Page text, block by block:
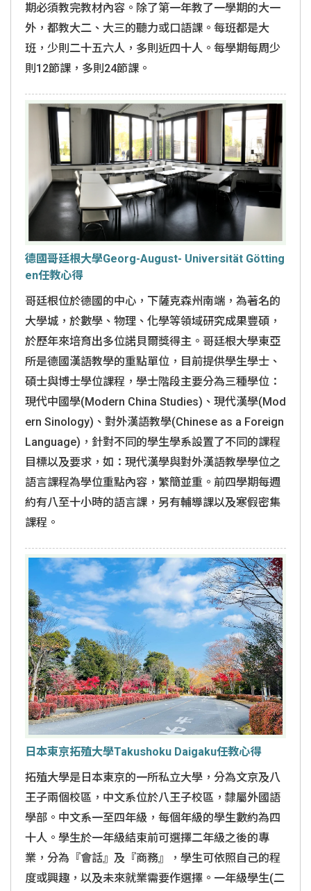
期必須教完教材內容。除了第一年教了一學期的大一
外，都教大二、大三的聽力或口語課。每班都是大
班，少則二十五六人，多則近四十人。每學期每周少
則12節課，多則24節課。
德國哥廷根大學Georg-August- Universität Götting
en任教心得
哥廷根位於德國的中心，下薩克森州南端，為著名的
大學城，於數學、物理、化學等領域研究成果豐碩，
於歷年來培育出多位諾貝爾獎得主。哥廷根大學東亞
所是德國漢語教學的重點單位，目前提供學生學士、
碩士與博士學位課程，學士階段主要分為三種學位：
現代中國學(Modern China Studies)、現代漢學(Mod
ern Sinology)、對外漢語教學(Chinese as a Foreign
Language)，針對不同的學生學系設置了不同的課程
目標以及要求，如：現代漢學與對外漢語教學學位之
語言課程為學位重點內容，繁簡並重。前四學期每週
約有八至十小時的語言課，另有輔導課以及寒假密集
課程。
日本東京拓殖大學Takushoku Daigaku任教心得
拓殖大學是日本東京的一所私立大學，分為文京及八
王子兩個校區，中文系位於八王子校區，隸屬外國語
學部。中文系一至四年級，每個年級的學生數約為四
十人。學生於一年級結束前可選擇二年級之後的專
業，分為『會話』及『商務』，學生可依照自己的程
度或興趣，以及未來就業需要作選擇。一年級學生(二